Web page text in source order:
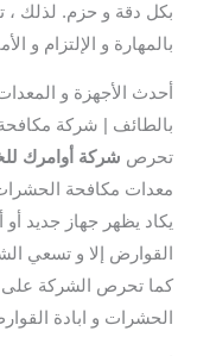
بكل دقة و حزم. لذلك ،
بالمهارة و الإلتزام و
أحدث الأجهزة و
بالطائف | شركة
تحرص شركة أوامرك
معدات مكافحة
يكاد يظهر جهاز جديد
القوارض إلا و تسعي
كما تحرص الشركة
الحشرات و ابادة